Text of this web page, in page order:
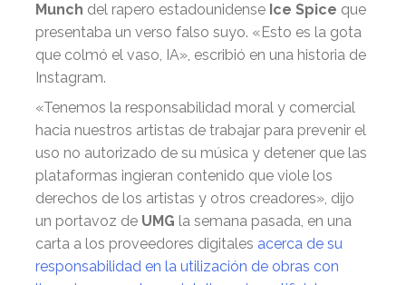
Munch del rapero estadounidense Ice Spice que
presentaba un verso falso suyo. «Esto es la gota
que colmó el vaso, IA», escribió en una historia de
Instagram.
«Tenemos la responsabilidad moral y comercial
hacia nuestros artistas de trabajar para prevenir el
uso no autorizado de su música y detener que las
plataformas ingieran contenido que viole los
derechos de los artistas y otros creadores», dijo
un portavoz de UMG la semana pasada, en una
carta a los proveedores digitales acerca de su
responsabilidad en la utilización de obras con